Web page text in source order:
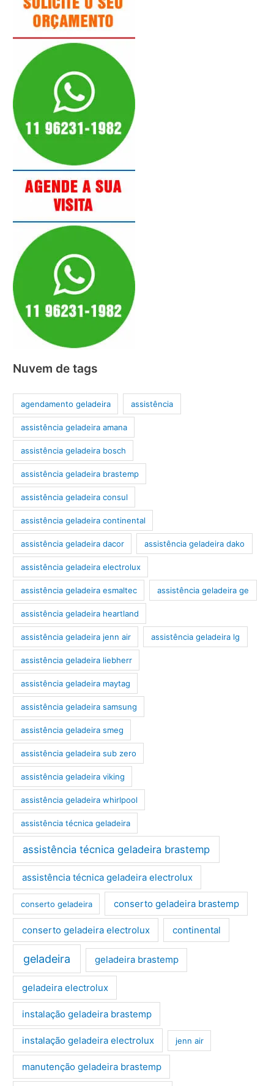
Nuvem de tags
agendamento geladeira assistência
assistência geladeira amana
assistência geladeira bosch
assistência geladeira brastemp
assistência geladeira consul
assistência geladeira continental
assistência geladeira dacor assistência geladeira dako
assistência geladeira electrolux
assistência geladeira esmaltec assistência geladeira ge
assistência geladeira heartland
assistência geladeira jenn air assistência geladeira lg
assistência geladeira liebherr
assistência geladeira maytag
assistência geladeira samsung
assistência geladeira smeg
assistência geladeira sub zero
assistência geladeira viking
assistência geladeira whirlpool
assistência técnica geladeira
assistência técnica geladeira brastemp
assistência técnica geladeira electrolux
conserto geladeira conserto geladeira brastemp
conserto geladeira electrolux continental
geladeira geladeira brastemp
geladeira electrolux
instalação geladeira brastemp
instalação geladeira electrolux jenn air
manutenção geladeira brastemp